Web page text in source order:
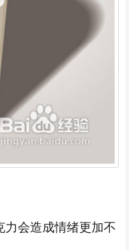
会造成情绪更加不